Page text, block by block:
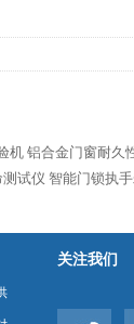
机 铝合金门窗耐久
试仪 智能门锁执
关注我们